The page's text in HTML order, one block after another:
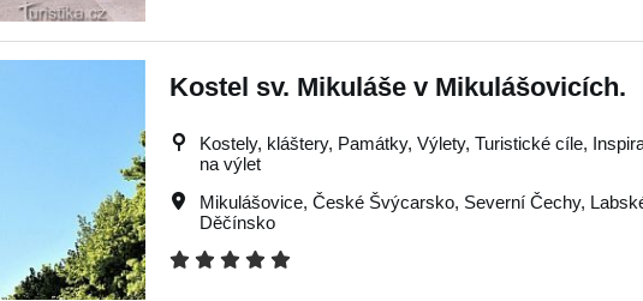
Kostel sv. Mikuláše v Mikulášovicích.
Kostely, kláštery, Památky, Výlety, Turistické cíle,
na výlet
Mikulášovice,České Švýcarsko, Severní Čechy,
Děčínsko